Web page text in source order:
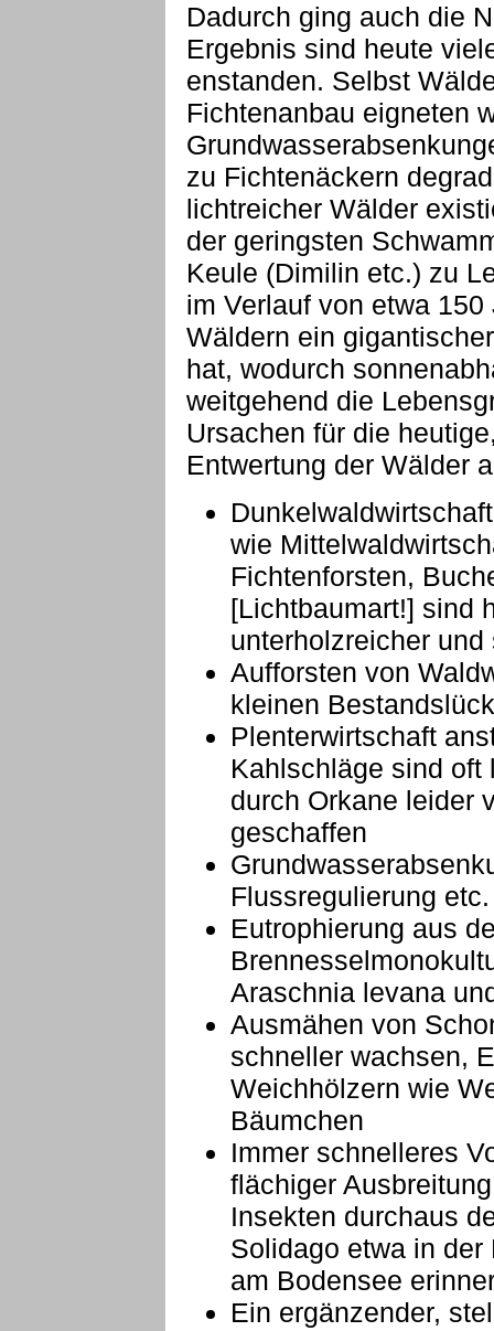
Dadurch ging auch die
Ergebnis sind heute
enstanden. Selbst
Fichtenanbau eigneten
zu Fichtenäckern
lichtreicher Wälder
der geringsten
Keule (Dimilin etc.) zu
im Verlauf von etwa
Wäldern ein
hat, wodurch
weitgehend die
Ursachen für die
Entwertung der Wälder
wie
Fichtenforsten,
[Lichtbaumart!] sind
unterholzreicher
Aufforsten von
kleinen
Plenterwirtschaft
Kahlschläge sind oft
durch Orkane leider
geschaffen
Flussregulierung etc.
Eutrophierung aus
Araschnia levana
Ausmähen von
schneller wachsen,
Weichhölzern wie
Bäumchen
Immer schnelleres
flächiger
Insekten durchaus
Solidago etwa in
am Bodensee
Ein ergänzender,